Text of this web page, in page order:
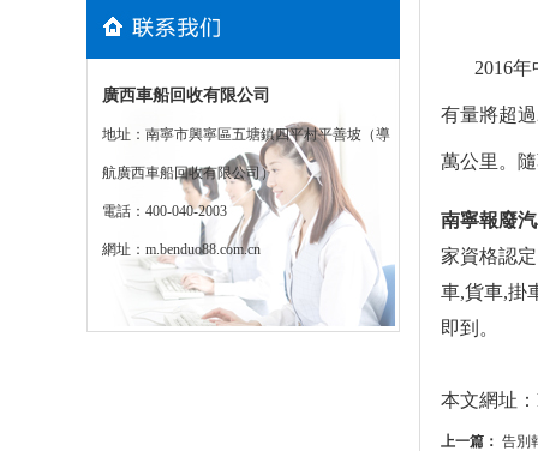
廣西車船回收有限公司
地址：南寧市興寧區五塘鎮四平村平善坡（導
航廣西車船回收有限公司）
電話：400-040-2003
網址： m.benduo88.com.cn
2016年
有量將超過
萬公里。
南寧報廢
家資格認定
車,貨車,掛
即到。
本文網址：
上一篇： 告別